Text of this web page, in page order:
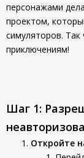
персонажами
проектом,
симуляторов. Так
приключениям!
Шаг 1:
Откройте